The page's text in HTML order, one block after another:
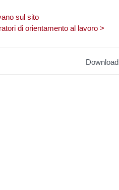
sul sito
di orientamento al lavoro>
Download